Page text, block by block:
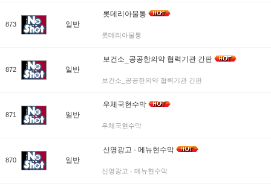
873 일반
롯데리아물통
롯데리아물통
872 일반
보건소_공공한의약 협력기관 간판
보건소_공공한의약 협력기관 간판
871 일반
우체국현수막
우체국현수막
870 일반
신영광고 - 메뉴현수막
신영광고 - 메뉴현수막